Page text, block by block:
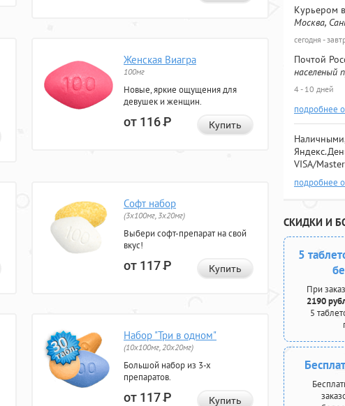
Женская Виагра
100мг
Новые, яркие ощущения для
девушек и женщин.
от 116Р Купить
Софт набор
(3x100мг, 3x20мг)
Выбери софт-препарат на свой
вкус!
от 117Р Купить
Набор "Три в одном"
(10x100мг, 20x20мг)
Большой набор из 3-х
препаратов.
от 117Р Купить
Курьером
Москва,
сегодня -
Почтой
населеный
4 - 10 дней
подробнее
VISA/
подробнее
СКИДКИ И
5
При
2190
5